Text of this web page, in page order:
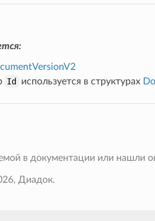
Id используется в структурах
в документации или нашли
Диадок.